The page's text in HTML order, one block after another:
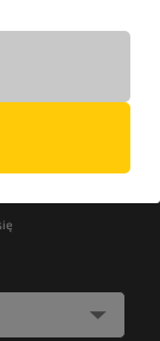
okazjami!